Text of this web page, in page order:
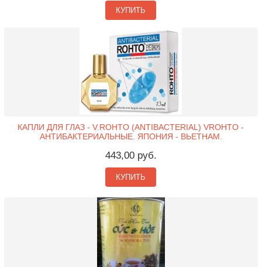
КУПИТЬ
КАПЛИ ДЛЯ ГЛАЗ - V.ROHTO (ANTIBACTERIAL) VROHTO -
АНТИБАКТЕРИАЛЬНЫЕ. ЯПОНИЯ - ВЬЕТНАМ.
443,00 руб.
КУПИТЬ